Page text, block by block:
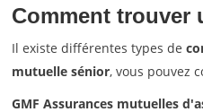
Comment trouver
Il existe différentes types de
mutuelle sénior, vous pouvez
GMF Assurances mutuelles